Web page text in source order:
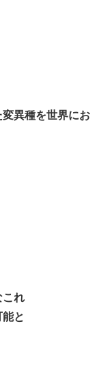
変異種を世界にお
これ
と